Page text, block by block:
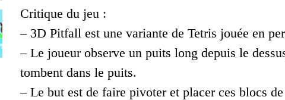
Critique du jeu :
– 3D Pitfall est une variante de Tetris jouée en
– Le joueur observe un puits long depuis le
tombent dans le puits.
– Le but est de faire pivoter et placer ces blocs